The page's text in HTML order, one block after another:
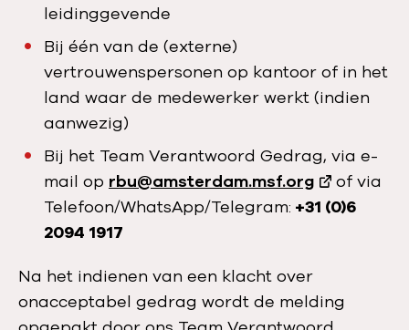
leidinggevende
Bij één van de (externe)
vertrouwenspersonen op kantoor of in het
land waar de medewerker werkt (indien
aanwezig)
Bij het Team Verantwoord Gedrag, via e-
mail op rbu@amsterdam.msf.org
of via
Telefoon/WhatsApp/Telegram: +31 (0)6
2094 1917
Na het indienen van een klacht over
onacceptabel gedrag wordt de melding